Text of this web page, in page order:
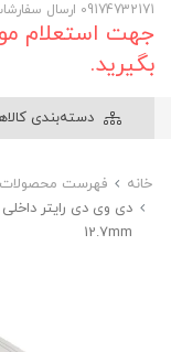
09174732171 ارسال سفارشات بصورت پس‌کرایه تیپاکس
جهت استعلام
بگیرید.
دسته‌بندی
خانه
فهرست محصولات
12.7mm